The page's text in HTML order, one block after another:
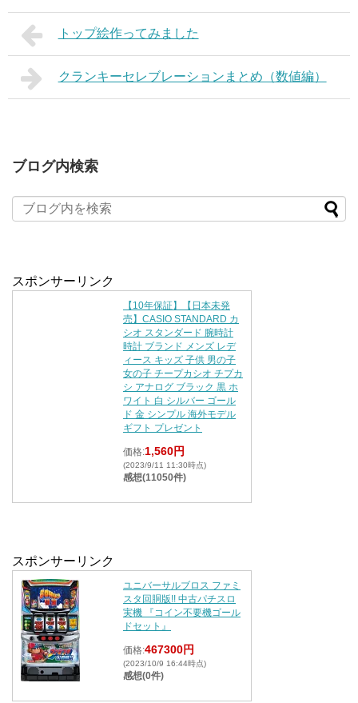
トップ絵作ってみました
クランキーセレブレーションまとめ（数値編）
ブログ内検索
スポンサーリンク
【10年保証】【日本未発
売】CASIO STANDARD カ
シオ スタンダード 腕時計
時計 ブランド メンズ レデ
ィース キッズ 子供 男の子
女の子 チープカシオ チプカ
シ アナログ ブラック 黒 ホ
ワイト 白 シルバー ゴール
ド 金 シンプル 海外モデル
ギフト プレゼント
価格:1,560円
(2023/9/11 11:30時点)
感想(11050件)
スポンサーリンク
ユニバーサルブロス ファミ
スタ回胴版!! 中古パチスロ
実機 『コイン不要機ゴール
ドセット』
価格:467300円
(2023/10/9 16:44時点)
感想(0件)